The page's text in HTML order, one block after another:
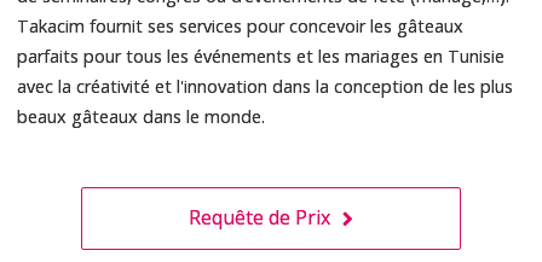
Takacim fournit ses services pour concevoir les gâteaux
parfaits pour tous les événements et les mariages en Tunisie
avec la créativité et l'innovation dans la conception de les plus
beaux gâteaux dans le monde.
Requête de Prix